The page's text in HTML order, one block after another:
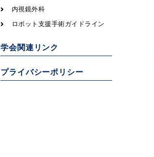
内視鏡外科
ロボット支援手術ガイドライン
学会関連リンク
プライバシーポリシー